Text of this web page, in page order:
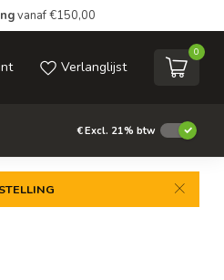
vanaf €150,00
Verlanglijst
0
€Excl. 21% btw